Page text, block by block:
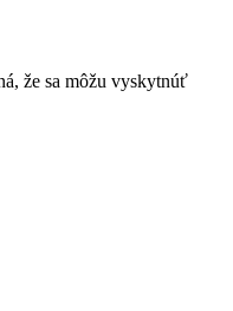
že sa môžu vyskytnúť